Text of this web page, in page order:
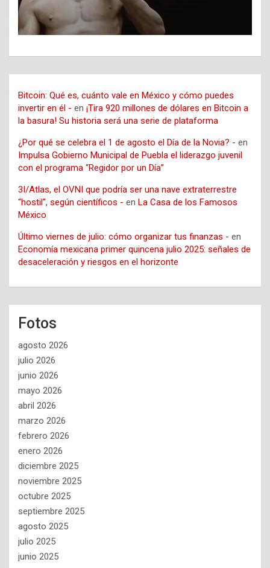
Bitcoin: Qué es, cuánto vale en México y cómo puedes
invertir en él - en ¡Tira 920 millones de dólares en Bitcoin a
la basura! Su historia será una serie de plataforma
¿Por qué se celebra el 1 de agosto el Día de la Novia? - en
Impulsa Gobierno Municipal de Puebla el liderazgo juvenil
con el programa “Regidor por un Día”
3I/Atlas, el OVNI que podría ser una nave extraterrestre
“hostil”, según científicos - en La Casa de los Famosos
México
Último viernes de julio: cómo organizar tus finanzas - en
Economía mexicana primer quincena julio 2025: señales de
desaceleración y riesgos en el horizonte
Fotos
agosto 2026
julio 2026
junio 2026
mayo 2026
abril 2026
marzo 2026
febrero 2026
enero 2026
diciembre 2025
noviembre 2025
octubre 2025
septiembre 2025
agosto 2025
julio 2025
junio 2025